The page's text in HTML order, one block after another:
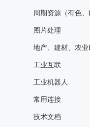
周期资源（有色
图片处理
地产、建材、农业
工业互联
工业机器人
常用连接
技术文档